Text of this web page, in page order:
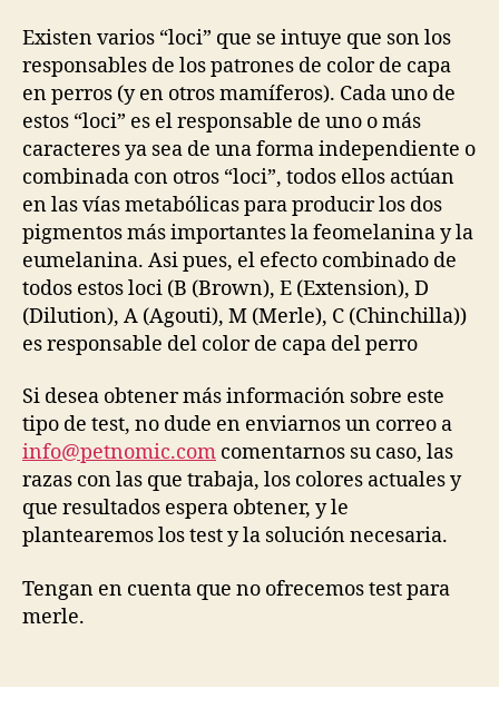
Existen varios “loci” que se intuye que son los
responsables de los patrones de color de capa
en perros (y en otros mamíferos). Cada uno de
estos “loci” es el responsable de uno o más
caracteres ya sea de una forma independiente o
combinada con otros “loci”, todos ellos actúan
en las vías metabólicas para producir los dos
pigmentos más importantes la feomelanina y la
eumelanina. Asi pues, el efecto combinado de
todos estos loci (B (Brown), E (Extension), D
(Dilution), A (Agouti), M (Merle), C (Chinchilla))
es responsable del color de capa del perro
Si desea obtener más información sobre este
tipo de test, no dude en enviarnos un correo a
info@petnomic.com comentarnos su caso, las
razas con las que trabaja, los colores actuales y
que resultados espera obtener, y le
plantearemos los test y la solución necesaria.
Tengan en cuenta que no ofrecemos test para
merle.